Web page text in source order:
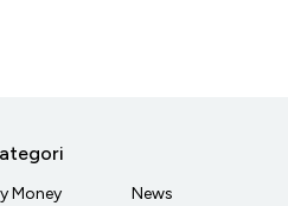
Money News